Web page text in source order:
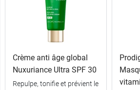
Crème anti âge global
Nuxuriance Ultra SPF 30
Repulpe, tonifie et prévient le